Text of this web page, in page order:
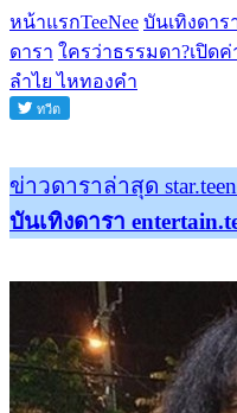
หน้าแรกTeeNee บันเทิงดาร
ดารา ใครว่าธรรมดา?เปิด
ลำไย ไหทองคำ
ข่าวดาราล่าสุด
บันเทิงดารา